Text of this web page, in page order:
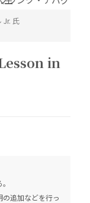
Jr. 氏
in
追加などを行っ